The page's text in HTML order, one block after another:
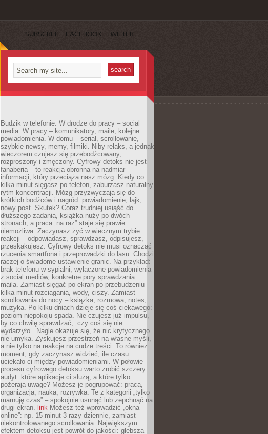
SUBSCRIBE FACEBOOK TWITTER
Budzik w telefonie. W drodze do pracy – social
media. W pracy – komunikatory, maile, kolejne
powiadomienia. W domu – serial, scrollowanie,
szybkie newsy, memy, filmiki. Niby relaks, a jednak
wieczorem czujesz się przebodźcowany,
rozproszony i zmęczony. Cyfrowy detoks nie jest
fanaberią – to reakcja obronna na nadmiar
informacji, który przeciąża nasz mózg. Kiedy co
kilka minut sięgasz po telefon, zaburzasz naturalny
rytm koncentracji. Mózg przyzwyczaja się do
krótkich bodźców i nagród: powiadomienie, lajk,
nowy post. Skutek? Coraz trudniej usiąść do
dłuższego zadania, książka nuży po dwóch
stronach, a praca „na raz” staje się prawie
niemożliwa. Zaczynasz żyć w wiecznym trybie
reakcji – odpowiadasz, sprawdzasz, odpisujesz,
przeskakujesz. Cyfrowy detoks nie musi oznaczać
rzucenia smartfona i przeprowadzki do lasu. Chodzi
raczej o świadome ustawienie granic. Na przykład:
brak telefonu w sypialni, wyłączone powiadomienia
z social mediów, konkretne pory sprawdzania
maila. Zamiast sięgać po ekran po przebudzeniu –
kilka minut rozciągania, wody, ciszy. Zamiast
scrollowania do nocy – książka, rozmowa, notes,
muzyka. Po kilku dniach dzieje się coś ciekawego:
poziom niepokoju spada. Nie czujesz już impulsu,
by co chwilę sprawdzać, „czy coś się nie
wydarzyło”. Nagle okazuje się, że nic krytycznego
nie umyka. Zyskujesz przestrzeń na własne myśli,
a nie tylko na reakcje na cudze treści. To również
moment, gdy zaczynasz widzieć, ile czasu
uciekało ci między powiadomieniami. W połowie
procesu cyfrowego detoksu warto zrobić szczery
audyt: które aplikacje ci służą, a które tylko
pożerają uwagę? Możesz je pogrupować: praca,
organizacja, nauka, rozrywka. Te z kategorii „tylko
marnuję czas” – spokojnie usunąć lub zepchnąć na
drugi ekran. link Możesz też wprowadzić „okna
online”: np. 15 minut 3 razy dziennie, zamiast
niekontrolowanego scrollowania. Największym
efektem detoksu jest powrót do jakości: głębsza